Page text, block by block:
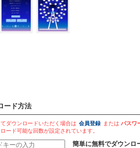
ード方法
ダウンロードいただく場合は 会員登録 または パスワ
ード可能な回数が設定されています。
簡単に無料でダウンロ